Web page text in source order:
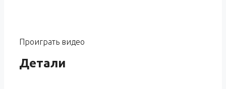
Проиграть видео
Детали